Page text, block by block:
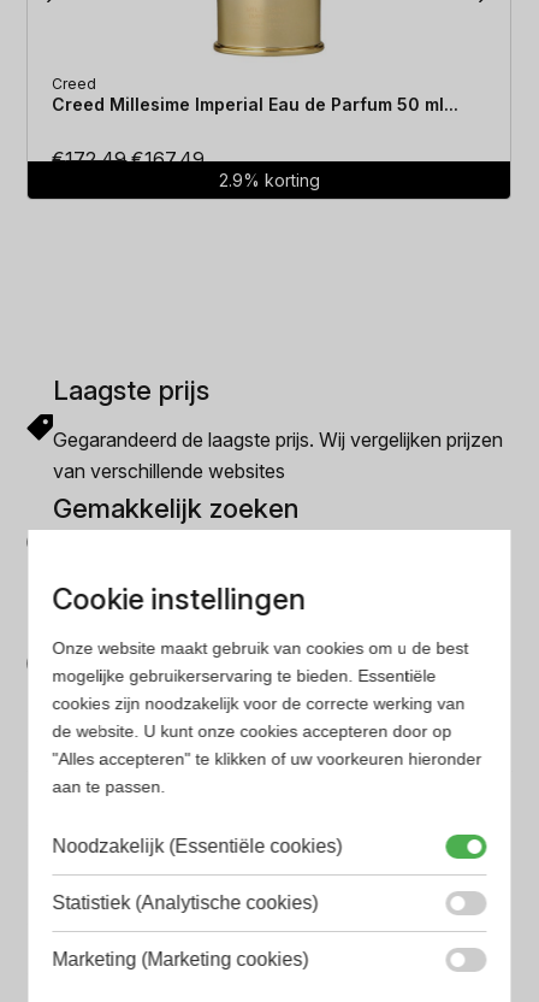
Creed
Creed Millesime Imperial Eau de Parfum 50 ml...
€172.49Oorspronkelijke
€167.49Huidige
prijs
2.9% korting
Laagste prijs
Gegarandeerd de laagste prijs. Wij vergelijken prijzen
van verschillende websites
Gemakkelijk zoeken
parfum met onze geavanceerde zoekfilters
Bespaar tijd en geld
Wij hebben alle prijzen voor je verzameld zodat jij
minder tijd en geld kwijt bent
Populaire herengeuren
Armani Heren parfum
Azzaro Heren parfum
Cookie instellingen
Onze website maakt gebruik van cookies om u de best
mogelijke gebruikerservaring te bieden. Essentiële
cookies zijn noodzakelijk voor de correcte werking van
de website. U kunt onze cookies accepteren door op
"Alles accepteren" te klikken of uw voorkeuren hieronder
aan te passen.
Noodzakelijk (Essentiële cookies)
Statistiek (Analytische cookies)
Marketing (Marketing cookies)